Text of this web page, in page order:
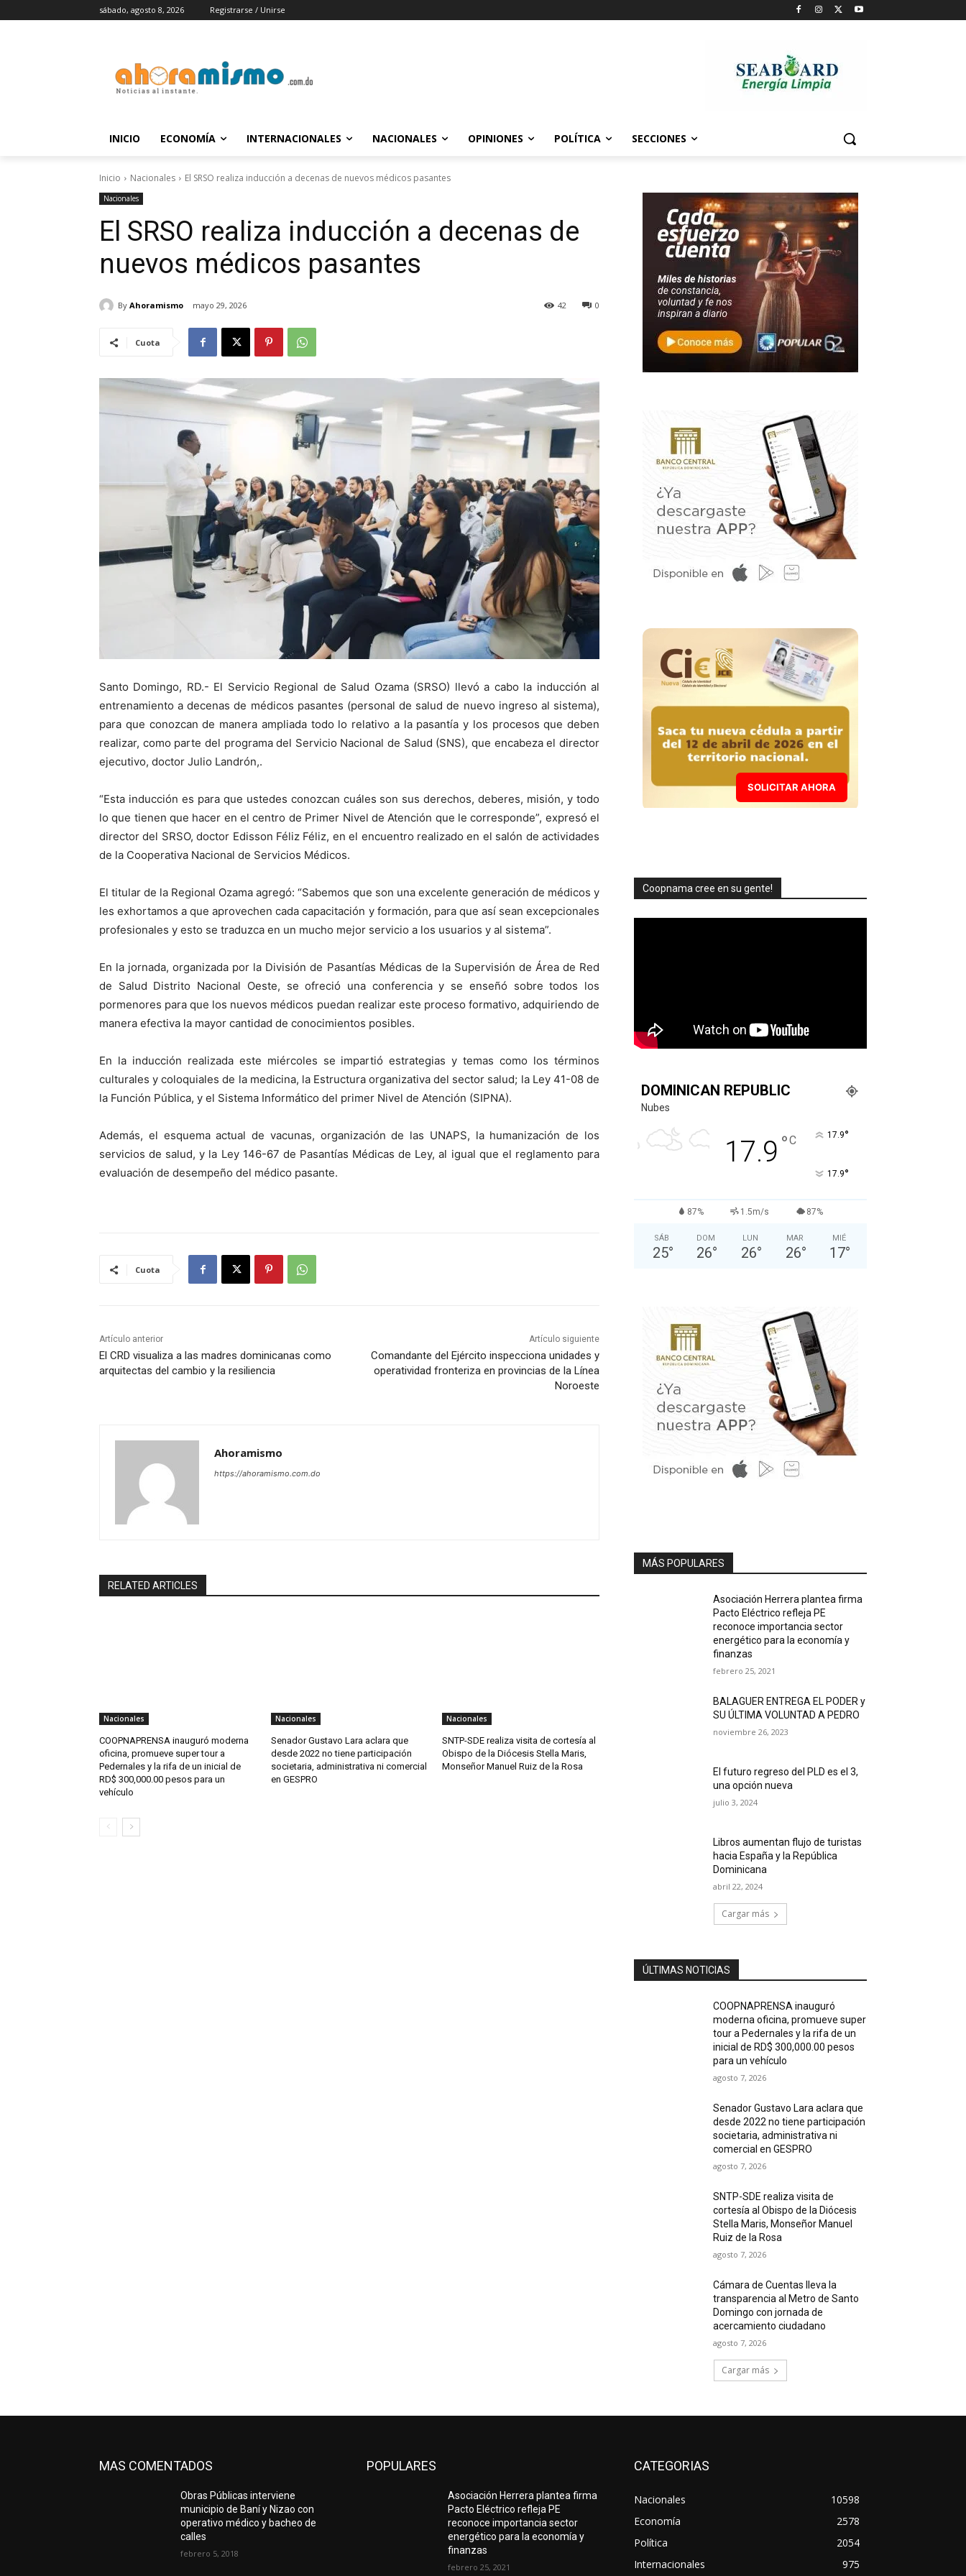
sábado, agosto 8, 2026 Registrarse / Unirse
INICIO ECONOMÍA INTERNACIONALES NACIONALES OPINIONES POLÍTICA SECCIONES
Inicio Nacionales El SRSO realiza inducción a decenas de nuevos médicos pasantes
Nacionales
El SRSO realiza inducción a decenas de
nuevos médicos pasantes
By Ahoramismo mayo 29, 2026 0
42
Cuota
Santo Domingo, RD.- El Servicio Regional de Salud Ozama (SRSO) llevó a cabo la inducción al
entrenamiento a decenas de médicos pasantes (personal de salud de nuevo ingreso al sistema),
para que conozcan de manera ampliada todo lo relativo a la pasantía y los procesos que deben
realizar, como parte del programa del Servicio Nacional de Salud (SNS), que encabeza el director
ejecutivo, doctor Julio Landrón,.
“Esta inducción es para que ustedes conozcan cuáles son sus derechos, deberes, misión, y todo
lo que tienen que hacer en el centro de Primer Nivel de Atención que le corresponde”, expresó el
director del SRSO, doctor Edisson Féliz Féliz, en el encuentro realizado en el salón de actividades
de la Cooperativa Nacional de Servicios Médicos.
El titular de la Regional Ozama agregó: “Sabemos que son una excelente generación de médicos y
les exhortamos a que aprovechen cada capacitación y formación, para que así sean excepcionales
profesionales y esto se traduzca en un mucho mejor servicio a los usuarios y al sistema”.
En la jornada, organizada por la División de Pasantías Médicas de la Supervisión de Área de Red
de Salud Distrito Nacional Oeste, se ofreció una conferencia y se enseñó sobre todos los
pormenores para que los nuevos médicos puedan realizar este proceso formativo, adquiriendo de
manera efectiva la mayor cantidad de conocimientos posibles.
En la inducción realizada este miércoles se impartió estrategias y temas como los términos
culturales y coloquiales de la medicina, la Estructura organizativa del sector salud; la Ley 41-08 de
la Función Pública, y el Sistema Informático del primer Nivel de Atención (SIPNA).
Además, el esquema actual de vacunas, organización de las UNAPS, la humanización de los
servicios de salud, y la Ley 146-67 de Pasantías Médicas de Ley, al igual que el reglamento para
evaluación de desempeño del médico pasante.
Cuota
Artículo anterior
El CRD visualiza a las madres dominicanas como
arquitectas del cambio y la resiliencia
Artículo siguiente
Comandante del Ejército inspecciona unidades y
operatividad fronteriza en provincias de la Línea
Noroeste
Ahoramismo
https://ahoramismo.com.do
RELATED ARTICLES
Nacionales
COOPNAPRENSA inauguró moderna
oficina, promueve super tour a
Pedernales y la rifa de un inicial de
RD$ 300,000.00 pesos para un
vehículo
Nacionales
Senador Gustavo Lara aclara que
desde 2022 no tiene participación
societaria, administrativa ni comercial
en GESPRO
Nacionales
SNTP-SDE realiza visita de cortesía al
Obispo de la Diócesis Stella Maris,
Monseñor Manuel Ruiz de la Rosa
SOLICITAR AHORA
Coopnama cree en su gente!
DOMINICAN REPUBLIC
Nubes
17.9 °C 17.9°
17.9°
87% 1.5m/s 87%
SÁB
25°
DOM
26°
LUN
26°
MAR
26°
MIÉ
17°
MÁS POPULARES
Asociación Herrera plantea firma
Pacto Eléctrico refleja PE
reconoce importancia sector
energético para la economía y
finanzas
febrero 25, 2021
BALAGUER ENTREGA EL PODER y
SU ÚLTIMA VOLUNTAD A PEDRO
noviembre 26, 2023
El futuro regreso del PLD es el 3,
una opción nueva
julio 3, 2024
Libros aumentan flujo de turistas
hacia España y la República
Dominicana
abril 22, 2024
Cargar más
ÚLTIMAS NOTICIAS
COOPNAPRENSA inauguró
moderna oficina, promueve super
tour a Pedernales y la rifa de un
inicial de RD$ 300,000.00 pesos
para un vehículo
agosto 7, 2026
Senador Gustavo Lara aclara que
desde 2022 no tiene participación
societaria, administrativa ni
comercial en GESPRO
agosto 7, 2026
SNTP-SDE realiza visita de
cortesía al Obispo de la Diócesis
Stella Maris, Monseñor Manuel
Ruiz de la Rosa
agosto 7, 2026
Cámara de Cuentas lleva la
transparencia al Metro de Santo
Domingo con jornada de
acercamiento ciudadano
agosto 7, 2026
Cargar más
MAS COMENTADOS
Obras Públicas interviene
municipio de Baní y Nizao con
operativo médico y bacheo de
calles
febrero 5, 2018
POPULARES
Asociación Herrera plantea firma
Pacto Eléctrico refleja PE
reconoce importancia sector
energético para la economía y
finanzas
febrero 25, 2021
CATEGORIAS
Nacionales
10598
Economía
2578
Política
2054
Internacionales
975